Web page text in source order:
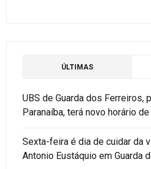
ÚLTIMAS
UBS de Guarda dos Ferreiros,
Paranaíba, terá novo horário de
Sexta-feira é dia de cuidar da
Antonio Eustáquio em Guarda